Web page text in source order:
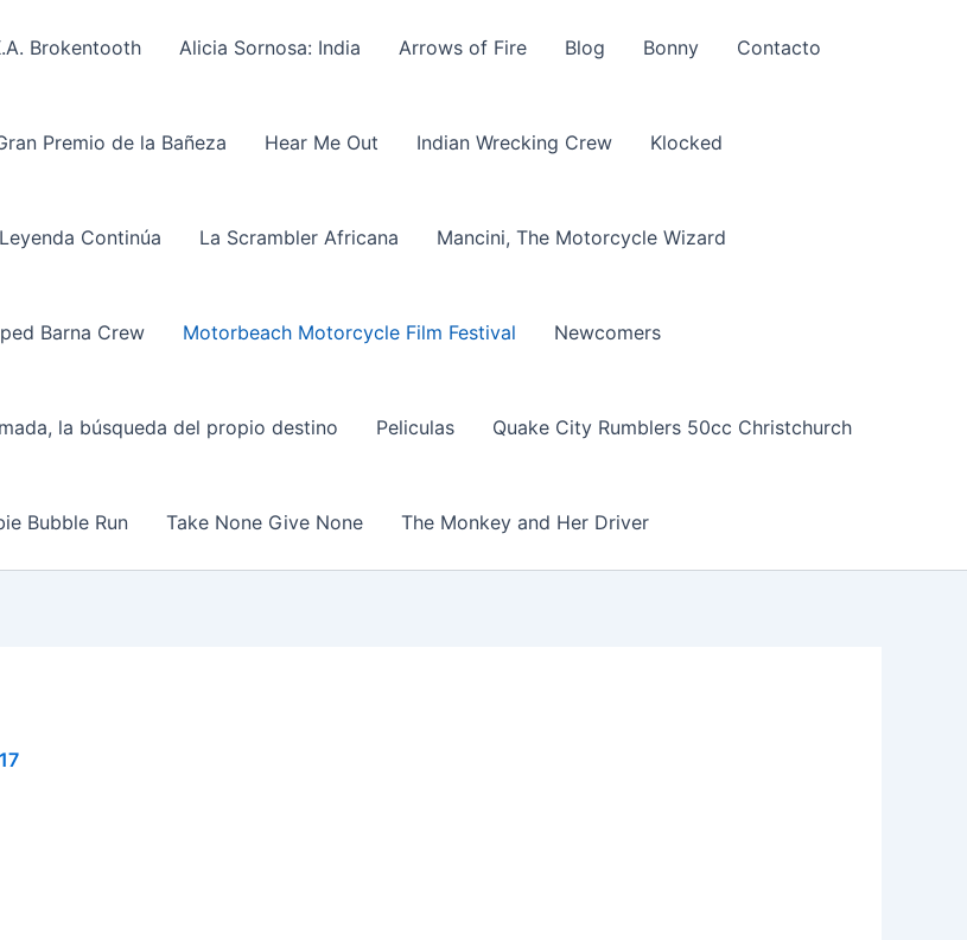
Brokentooth Alicia Sornosa: India Arrows of Fire Blog Bonny Contacto
Premio de la Bañeza Hear Me Out Indian Wrecking Crew Klocked
Continúa La Scrambler Africana Mancini, The Motorcycle Wizard
Barna Crew Motorbeach Motorcycle Film Festival Newcomers
la búsqueda del propio destino Peliculas Quake City Rumblers 50cc Christchurch
Bubble Run Take None Give None The Monkey and Her Driver